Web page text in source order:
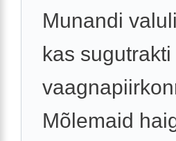
Munandi
kas
Mõlemaid